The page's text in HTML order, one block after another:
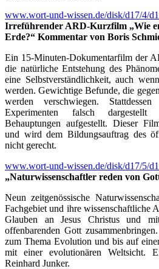
www.wort-und-wissen.de/disk/d17/4/
Irreführender ARD-Kurzfilm „Wie
Erde?“ Kommentar von Boris
Ein 15-Minuten-Dokumentarfilm der
die natürliche Entstehung des
eine Selbstverständlichkeit, auch
werden. Gewichtige Befunde, die
werden verschwiegen.
Experimenten falsch
Behauptungen aufgestellt. Dieser
und wird dem Bildungsauftrag des
nicht gerecht.
www.wort-und-wissen.de/disk/d17/5/
„Naturwissenschaftler reden von
Neun zeitgenössische
Fachgebiet und ihre wissenschaftliche
Glauben an Jesus Christus und
offenbarenden Gott
zum Thema Evolution und bis auf
mit einer evolutionären Weltsicht.
Reinhard Junker.